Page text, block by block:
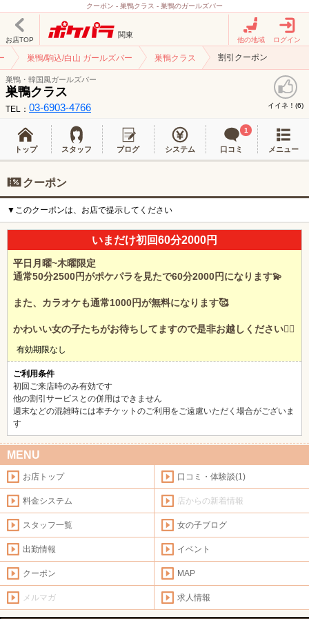
クーポン - 巣鴨クラス - 巣鴨のガールズバー
お店TOP
関東
他の地域 ログイン
巣鴨/駒込/白山 ガールズバー 巣鴨クラス 割引クーポン
巣鴨・韓国風ガールズバー
巣鴨クラス
TEL： 03-6903-4766 イイネ！(6)
トップ スタッフ ブログ システム 口コミ
1
メニュー
クーポン
▼このクーポンは、お店で提示してください
いまだけ初回60分2000円
平日月曜~木曜限定
通常50分2500円がポケパラを見たで60分2000円になります💫
また、カラオケも通常1000円が無料になります🥰
かわいい女の子たちがお待ちしてますので是非お越しください🙇‍♂️
有効期限なし
ご利用条件
初回ご来店時のみ有効です
他の割引サービスとの併用はできません
週末などの混雑時には本チケットのご利用をご遠慮いただく場合がございま
す
MENU
お店トップ 口コミ・体験談(1)
料金システム 店からの新着情報
スタッフ一覧 女の子ブログ
出勤情報 イベント
クーポン MAP
メルマガ 求人情報
LINE X (旧Twitter)
お店のURLをコピー
女の子ログイン
新規会員登録
関東 静岡
中四国 九州
全国TOP